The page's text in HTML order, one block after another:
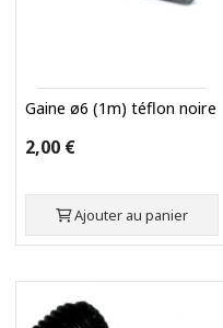
Gaine ø6 (1m) téflon noire
2,00 €
Ajouter au panier